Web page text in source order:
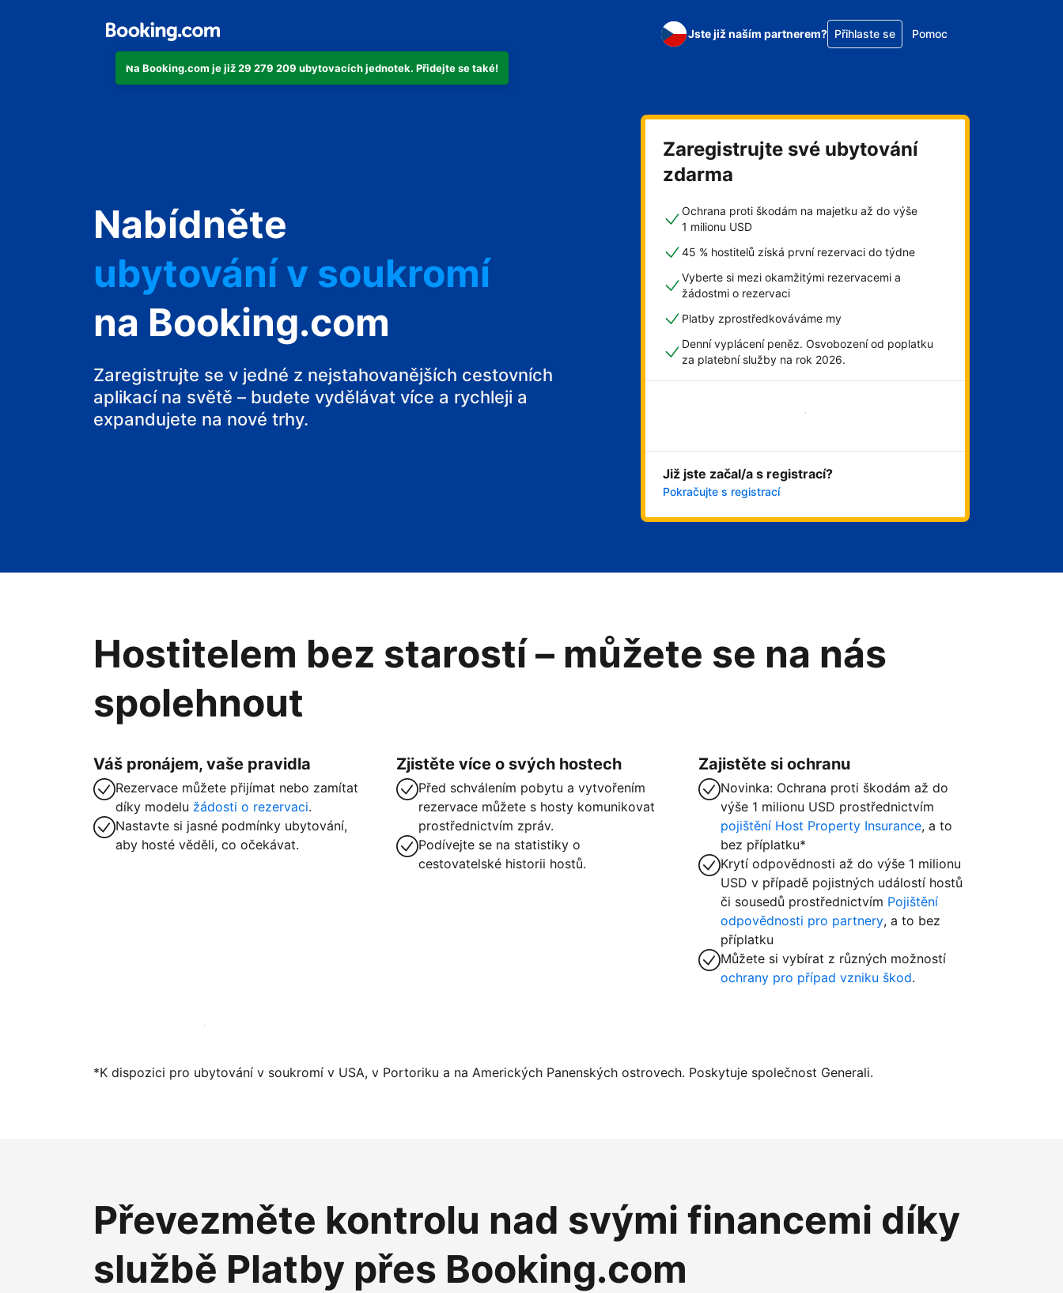
Na Booking.com je již 29 279 209 ubytovacích jednotek. Přidejte se také!
Jste již naším partnerem? Přihlaste se Pomoc
Nabídněte
svůj hotel
ubytování v soukromí
svůj penzion
svou chatu
na Booking.com
Zaregistrujte se v jedné z nejstahovanějších cestovních
aplikací na světě – budete vydělávat více a rychleji a
expandujete na nové trhy.
Zaregistrujte své ubytování
zdarma
Ochrana proti škodám na majetku až do výše
1 milionu USD
45 % hostitelů získá první rezervaci do týdne
Vyberte si mezi okamžitými rezervacemi a
žádostmi o rezervaci
Platby zprostředkováváme my
Denní vyplácení peněz. Osvobození od poplatku
za platební služby na rok 2026.
Začít hned
Již jste začal/a s registrací?
Pokračujte s registrací
Hostitelem bez starostí – můžete se na nás
spolehnout
Váš pronájem, vaše pravidla
Rezervace můžete přijímat nebo zamítat
díky modelu žádosti o rezervaci.
Nastavte si jasné podmínky ubytování,
aby hosté věděli, co očekávat.
Zjistěte více o svých hostech
Před schválením pobytu a vytvořením
rezervace můžete s hosty komunikovat
prostřednictvím zpráv.
Podívejte se na statistiky o
cestovatelské historii hostů.
Zajistěte si ochranu
Novinka: Ochrana proti škodám až do
výše 1 milionu USD prostřednictvím
pojištění Host Property Insurance, a to
bez příplatku*
Krytí odpovědnosti až do výše 1 milionu
USD v případě pojistných událostí hostů
či sousedů prostřednictvím Pojištění
odpovědnosti pro partnery, a to bez
příplatku
Můžete si vybírat z různých možností
ochrany pro případ vzniku škod.
Zaregistrovat ubytování už dnes
*K dispozici pro ubytování v soukromí v USA, v Portoriku a na Amerických Panenských ostrovech. Poskytuje společnost Generali.
Převezměte kontrolu nad svými financemi díky
službě Platby přes Booking.com